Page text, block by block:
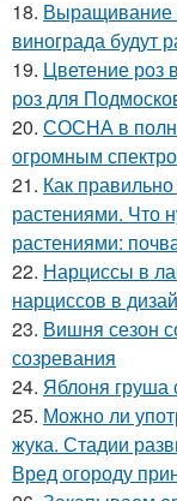
18. Выращивание
винограда будут
19. Цветение роз
роз для
20. СОСНА в
огромным
21. Как
растениями. Что
растениями:
22. Нарциссы в
нарциссов в
23. Вишня сезон
созревания
24. Яблоня груша
25. Можно ли
жука. Стадии
Вред огороду